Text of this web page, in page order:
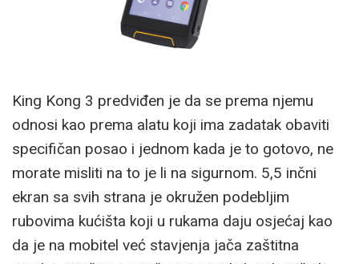
King Kong 3 predviđen je da se prema njemu
odnosi kao prema alatu koji ima zadatak obaviti
specifičan posao i jednom kada je to gotovo, ne
morate misliti na to je li na sigurnom. 5,5 inčni
ekran sa svih strana je okružen podebljim
rubovima kućišta koji u rukama daju osjećaj kao
da je na mobitel već stavjenja jača zaštitna